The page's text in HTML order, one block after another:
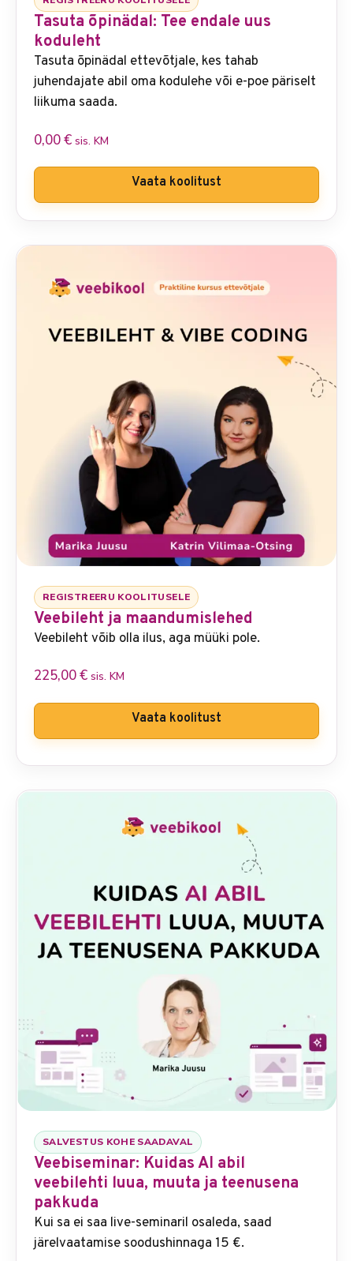
Tasuta õpinädal: Tee endale uus
koduleht
Tasuta õpinädal ettevõtjale, kes tahab
juhendajate abil oma kodulehe või e-poe päriselt
liikuma saada.
0,00€ sis. KM
Vaata koolitust
REGISTREERU KOOLITUSELE
Veebileht ja maandumislehed
Veebileht võib olla ilus, aga müüki pole.
225,00€ sis. KM
Vaata koolitust
SALVESTUS KOHE SAADAVAL
Veebiseminar: Kuidas AI abil
veebilehti luua, muuta ja teenusena
pakkuda
Kui sa ei saa live-seminaril osaleda, saad
järelvaatamise soodushinnaga 15 €.